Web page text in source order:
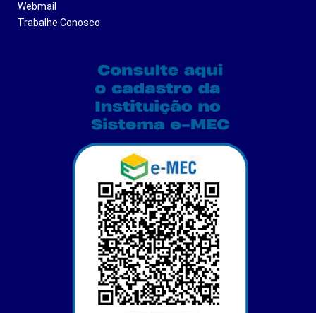
Webmail
Trabalhe Conosco